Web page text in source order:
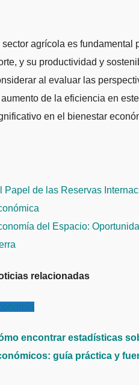
sector agrícola es fundamental
y su productividad y
al evaluar las
de la eficiencia en
en el bienestar
Papel de las Reservas
del Espacio:
relacionadas
encontrar estadísticas
guía práctica y